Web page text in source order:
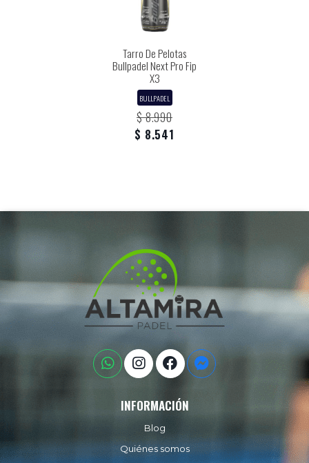
Tarro De Pelotas
Bullpadel Next Pro Fip
X3
BULLPADEL
$ 8.990
$ 8.541
INFORMACIÓN
Blog
Quiénes somos